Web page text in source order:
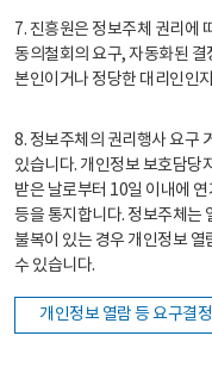
7. 진흥원은 정보주체 권리에
동의철회의 요구, 자동화된 결
본인이거나 정당한 대리인인
8. 정보주체의 권리행사 요구
있습니다. 개인정보 보호담당
받은 날로부터 10일 이내에
등을 통지합니다. 정보주체는
불복이 있는 경우 개인정보
수 있습니다.
개인정보 열람 등 요구결